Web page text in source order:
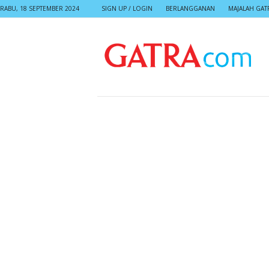
RABU, 18 SEPTEMBER 2024 SIGN UP / LOGIN BERLANGGANAN MAJALAH